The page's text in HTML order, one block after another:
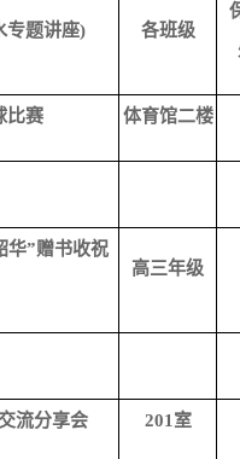
专题讲座) 各班级
比赛 体育馆二楼
华”赠书收祝
高三年级
流分享会 201室